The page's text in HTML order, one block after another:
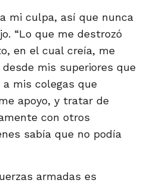
mi culpa, así que nunca
“Lo que me destrozó
en el cual creía, me
mis superiores que
mis colegas que
apoyo, y tratar de
con otros
sabía que no podía
armadas es